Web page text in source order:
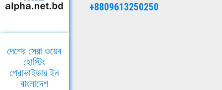
+8809613250250
দেশের সেরা ওয়েব
হোস্টিং
প্রোভাইডার ইন
বাংলাদেশ